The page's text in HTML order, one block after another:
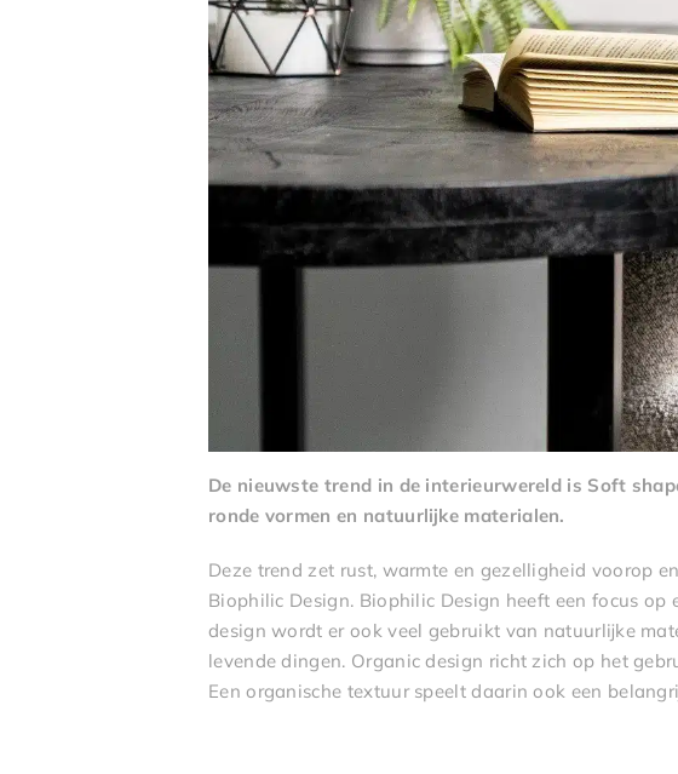
De nieuwste trend in de interieurwereld is Soft
ronde vormen en natuurlijke materialen.
Deze trend zet rust, warmte en gezelligheid voorop
Biophilic Design. Biophilic Design heeft een focus
design wordt er ook veel gebruikt van natuurlijke
levende dingen. Organic design richt zich op het
Een organische textuur speelt daarin ook een